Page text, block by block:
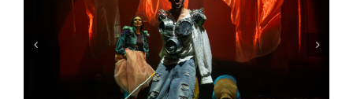
El cadáver de pensarte